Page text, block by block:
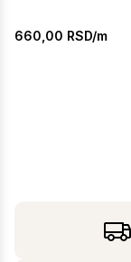
660,00 RSD/m